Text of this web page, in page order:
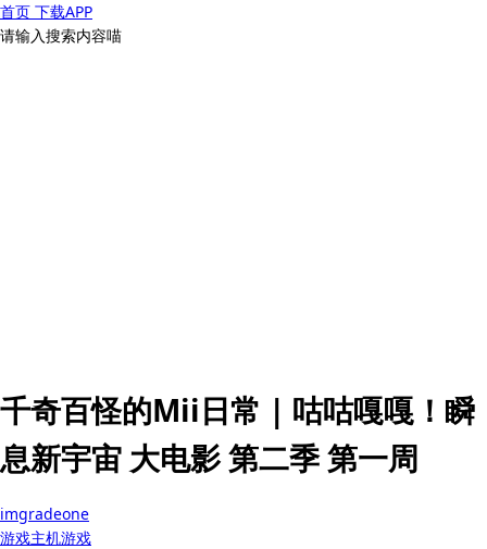
首页 下载APP
请输入搜索内容喵
千奇百怪的Mii日常 | 咕咕嘎嘎！瞬
息新宇宙 大电影 第二季 第一周
imgradeone
游戏主机游戏